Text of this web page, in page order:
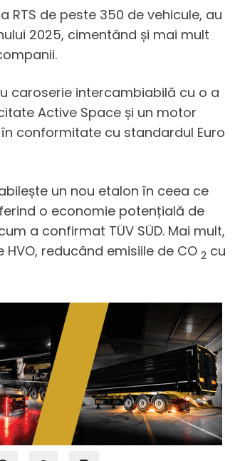
de peste 350 de vehicule, au
2025, cimentând și mai mult
caroserie intercambiabilă cu o a
Active Space și un motor
în conformitate cu standardul Euro
un nou etalon în ceea ce
o economie potențială de
a confirmat TÜV SÜD. Mai mult,
reducând emisiile de CO 2 cu